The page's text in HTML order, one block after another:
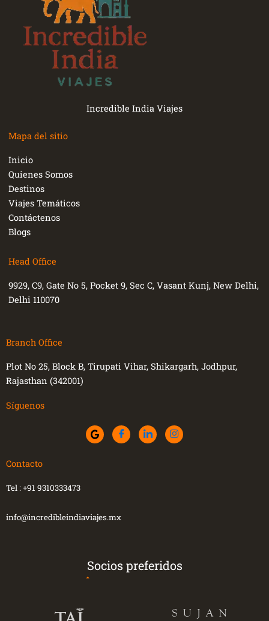
Incredible India Viajes
Mapa del sitio
Inicio
Quienes Somos
Destinos
Viajes Temáticos
Contáctenos
Blogs
Head Office
9929, C9, Gate No 5, Pocket 9, Sec C, Vasant Kunj, New Delhi,
Delhi 110070
Branch Office
Plot No 25, Block B, Tirupati Vihar, Shikargarh, Jodhpur,
Rajasthan (342001)
Síguenos
Contacto
Tel :+91 9310333473
info@incredibleindiaviajes.mx
Socios preferidos